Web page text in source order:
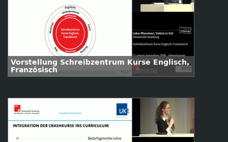
Vorstellung Schreibzentrum Kurse Englisch,
Französisch